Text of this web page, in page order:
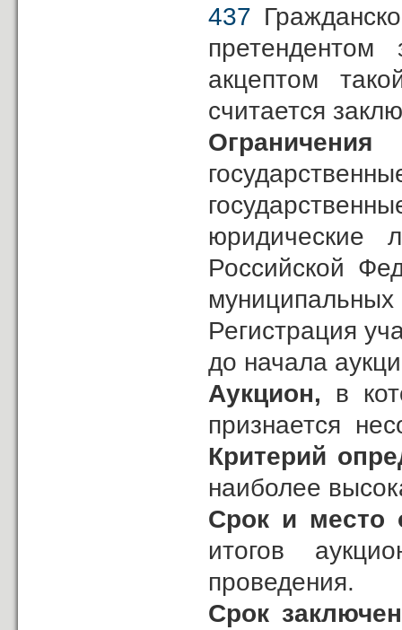
437
акцептом
считается
юридические
Российской
Регистрация
до начала
Аукцион, в
признается
Критерий
наиболее
Срок и место
итогов
проведения.
Срок